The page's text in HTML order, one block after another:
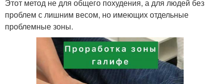
Этот метод не для общего похудения, а для людей без
проблем с лишним весом, но имеющих отдельные
проблемные зоны.